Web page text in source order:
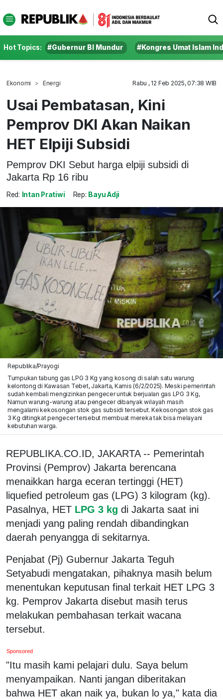
Hot Topics: #Gubernur BI Mundur #Kongres Umat Islam
Ekonomi Energi Rabu , 12 Feb 2025, 07:38 WIB
Usai Pembatasan, Kini
Pemprov DKI Akan Naikan
HET Elpiji Subsidi
Pemprov DKI Sebut harga elpiji subsidi di
Jakarta Rp 16 ribu
Red: Intan Pratiwi Rep: Bayu Adji
Republika/Prayogi
Tumpukan tabung gas LPG 3 Kg yang kosong di salah satu warung
kelontong di Kawasan Tebet, Jakarta, Kamis (6/2/2025). Meski pemerintah
sudah kembali mengizinkan pengecer untuk berjualan gas LPG 3 Kg,
Namun warung-warung atau pengecer dibanyak wilayah masih
mengalami kekosongan stok gas subsidi tersebut. Kekosongan stok gas
3 Kg ditingkat pengecer tersebut membuat mereka tak bisa melayani
kebutuhan warga.
REPUBLIKA.CO.ID, JAKARTA -- Pemerintah
Provinsi (Pemprov) Jakarta berencana
menaikkan harga eceran tertinggi (HET)
liquefied petroleum gas (LPG) 3 kilogram (kg).
Pasalnya, HET LPG 3 kg di Jakarta saat ini
menjadi yang paling rendah dibandingkan
daerah penyangga di sekitarnya.
Penjabat (Pj) Gubernur Jakarta Teguh
Setyabudi mengatakan, pihaknya masih belum
menentukan keputusan final terkait HET LPG 3
kg. Pemprov Jakarta disebut masih terus
melakukan pembahasan terkait wacana
tersebut.
Sponsored
"Itu masih kami pelajari dulu. Saya belum
menyampaikan. Nanti jangan diberitakan
bahwa HET akan naik ya, bukan lo ya," kata dia